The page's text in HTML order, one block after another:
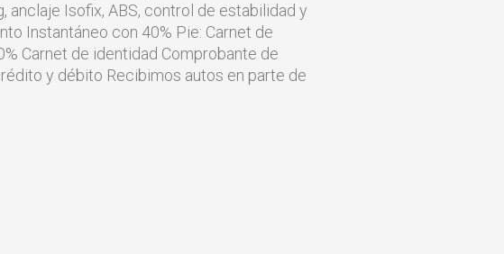
anclaje Isofix, ABS, control de estabilidad y
Instantáneo con 40% Pie: Carnet de
Carnet de identidad Comprobante de
y débito Recibimos autos en parte de